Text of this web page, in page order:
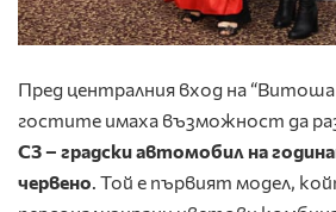
Пред централния вход на
гостите имаха възможност да
C3 – градски автомобил на
червено. Той е първият модел,